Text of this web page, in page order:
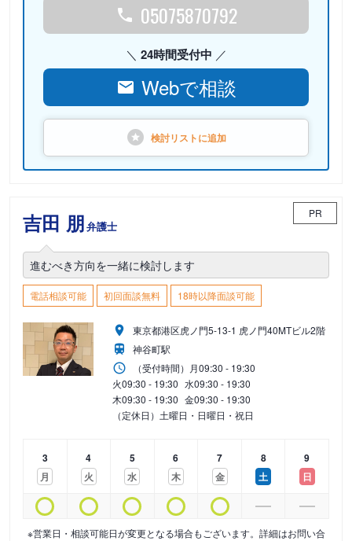
05075870792
24時間受付中
Webで相談
検討リストに追加
吉田 朋弁護士
PR
進むべき方向を一緒に検討します
電話相談可能 初回面談無料 18時以降面談可能
東京都港区虎ノ門5-13-1 虎ノ門40MTビル2階
神谷町駅
（受付時間） 月09:30 - 19:30
火09:30 - 19:30 水09:30 - 19:30
木09:30 - 19:30 金09:30 - 19:30
（定休日）土曜日・日曜日・祝日
3
月
4
火
5
水
6
木
7
金
8
土
9
日
※営業日・相談可能日が変更となる場合もございます。詳細はお問い合